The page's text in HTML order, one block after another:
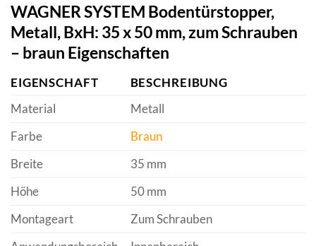
WAGNER SYSTEM Bodentürstopper,
Metall, BxH: 35 x 50 mm, zum Schrauben
– braun Eigenschaften
EIGENSCHAFT
BESCHREIBUNG
Material
Metall
Farbe
Braun
Breite
35 mm
Höhe
50 mm
Montageart
Zum Schrauben